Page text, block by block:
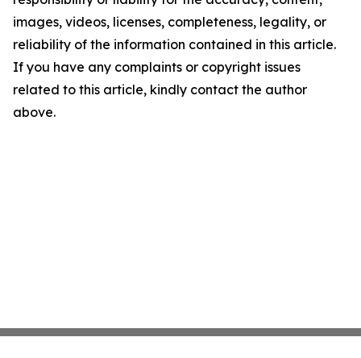
images, videos, licenses, completeness, legality, or
reliability of the information contained in this article.
If you have any complaints or copyright issues
related to this article, kindly contact the author
above.